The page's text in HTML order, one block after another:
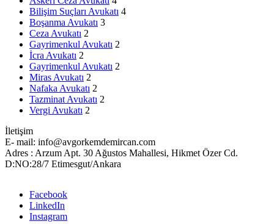
Bilişim Suçları Avukatı 4
Boşanma Avukatı 3
Ceza Avukatı 2
Gayrimenkul Avukatı 2
İcra Avukatı 2
Gayrimenkul Avukatı 2
Miras Avukatı 2
Nafaka Avukatı 2
Tazminat Avukatı 2
Vergi Avukatı 2
İletişim
E- mail: info@avgorkemdemircan.com
Adres : Arzum Apt. 30 Ağustos Mahallesi, Hikmet Özer Cd.
D:NO:28/7 Etimesgut/Ankara
Facebook
LinkedIn
Instagram